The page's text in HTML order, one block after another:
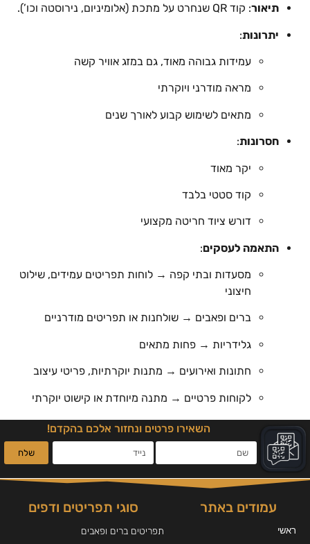
תיאור: קוד QR שנחרט על מתכת (אלומיניום, נירוסטה וכו’).
יתרונות:
עמידות גבוהה מאוד, גם במזג אוויר קשה
מראה מודרני ויוקרתי
מתאים לשימוש קבוע לאורך שנים
חסרונות:
יקר מאוד
קוד סטטי בלבד
דורש ציוד חריטה מקצועי
התאמה לעסקים:
מסעדות ובתי קפה → לוחות תפריטים עמידים, שילוט
חיצוני
ברים ופאבים → שולחנות או תפריטים מודרניים
גלידריות → פחות מתאים
חתונות ואירועים → מתנות יוקרתיות, פריטי עיצוב
לקוחות פרטיים → מתנה מיוחדת או קישוט יוקרתי
השאירו פרטים ונחזור אלכם בהקדם!
שלח
עמודים באתר
ראשי
סוגי תפריטים ודפים
תפריטים ברים ופאבים